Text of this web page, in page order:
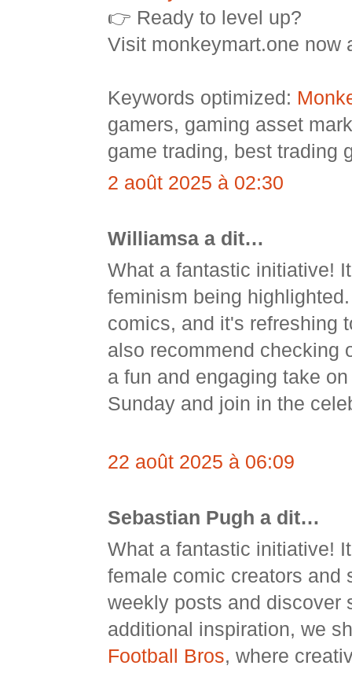
👉 Ready to level up?
Visit monkeymart.one now
Keywords optimized:
gamers, gaming asset
game trading, best trading
2 août 2025 à 02:30
Williamsa a dit…
What a fantastic initiative!
feminism being
comics, and it's refreshing
also recommend checking
a fun and engaging take
Sunday and join in the
22 août 2025 à 06:09
Sebastian Pugh a dit…
What a fantastic initiative!
female comic creators and
weekly posts and discover
additional inspiration, we
Football Bros, where